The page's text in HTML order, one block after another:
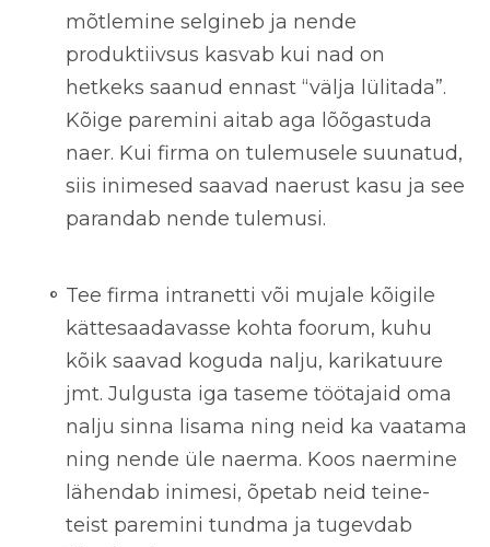
mõtlemine selgineb ja nende
produktiivsus kasvab kui nad on
hetkeks saanud ennast “välja lülitada”.
Kõige paremini aitab aga lõõgastuda
naer. Kui firma on tulemusele suunatud,
siis inimesed saavad naerust kasu ja see
parandab nende tulemusi.
Tee firma intranetti või mujale kõigile
kättesaadavasse kohta foorum, kuhu
kõik saavad koguda nalju, karikatuure
jmt. Julgusta iga taseme töötajaid oma
nalju sinna lisama ning neid ka vaatama
ning nende üle naerma. Koos naermine
lähendab inimesi, õpetab neid teine-
teist paremini tundma ja tugevdab